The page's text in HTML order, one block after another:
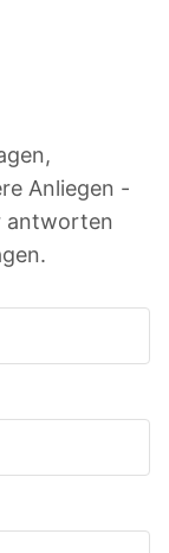
Anliegen -
antworten